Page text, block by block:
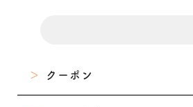
クーポン